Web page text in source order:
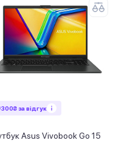
300₴ за відгук
Asus Vivobook Go 15